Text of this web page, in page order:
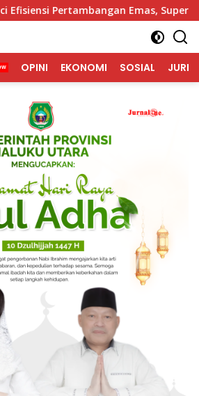
Emas, Superintendent
OPINI EKONOMI SOSIAL